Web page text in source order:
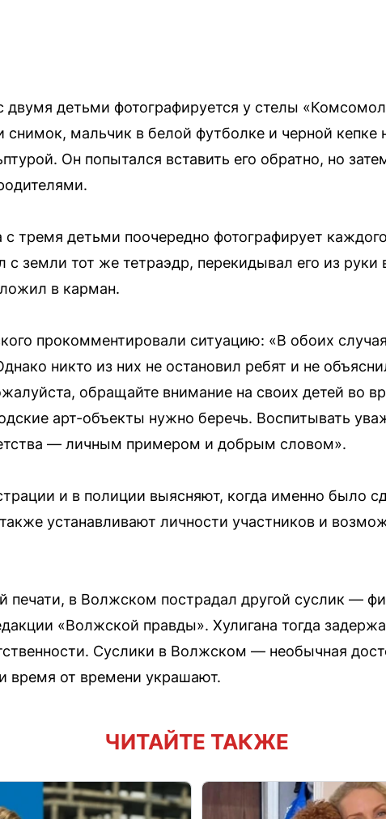
детьми фотографируется у стелы
снимок, мальчик в белой футболке и черной кепке
Он попытался вставить его обратно, но
тремя детьми поочередно фотографирует
земли тот же тетраэдр, перекидывал его из руки
в карман.
прокомментировали ситуацию: «В обоих
никто из них не остановил ребят и не
обращайте внимание на своих детей во
арт-объекты нужно беречь. Воспитывать
— личным примером и добрым словом».
и в полиции выясняют, когда именно было
устанавливают личности участников и
печати, в Волжском пострадал другой суслик —
«Волжской правды». Хулигана тогда
Суслики в Волжском — необычная
время от времени украшают.
ЧИТАЙТЕ ТАКЖЕ